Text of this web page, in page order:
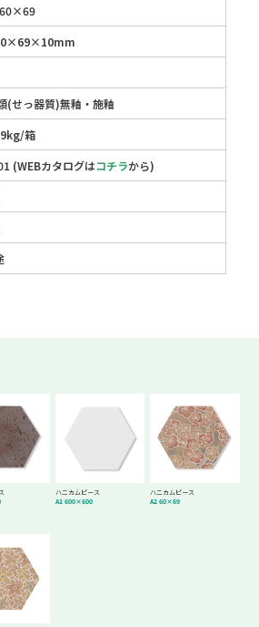
(せっ器質)無釉・施釉
箱
(WEBカタログはコチラから)
ハニカムピース
A1 600×600
ハニカムピース
A2 60×69